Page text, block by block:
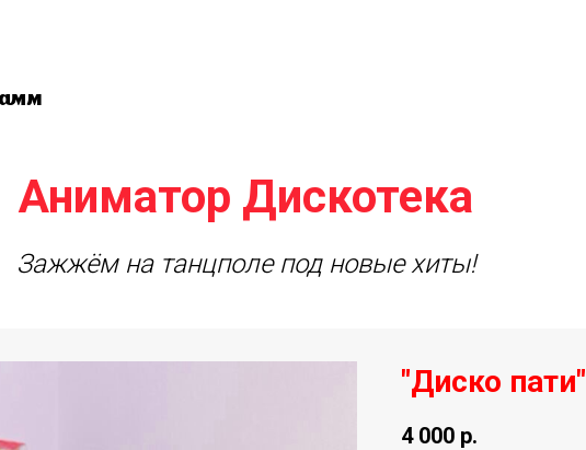
Аниматор Дискотека
Зажжём на танцполе под новые хиты!
"Диско пати"
4 000 р.